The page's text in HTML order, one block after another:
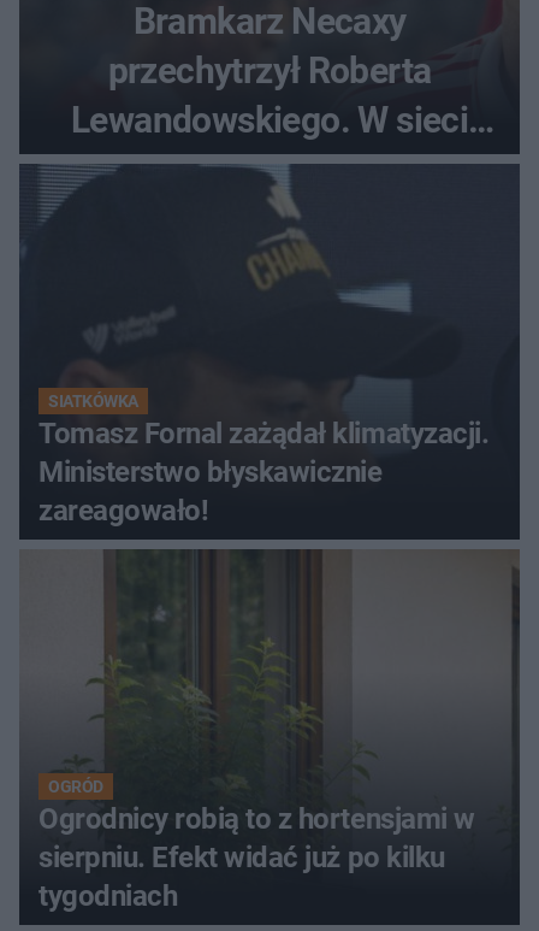
Bramkarz Necaxy
przechytrzył Roberta
Lewandowskiego. W sieci
krąży wideo z tego pojedynku
SIATKÓWKA
Tomasz Fornal zażądał klimatyzacji.
Ministerstwo błyskawicznie
zareagowało!
OGRÓD
Ogrodnicy robią to z hortensjami w
sierpniu. Efekt widać już po kilku
tygodniach